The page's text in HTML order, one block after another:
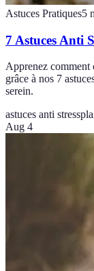
Astuces Pratiques5
7 Astuces Anti
Apprenez comment
grâce à nos 7
serein.
astuces anti stress
Aug 4